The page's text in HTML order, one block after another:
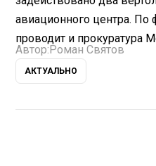
авиационного центра. По
проводит и прокуратура
Автор: Роман Святов
АКТУАЛЬНО